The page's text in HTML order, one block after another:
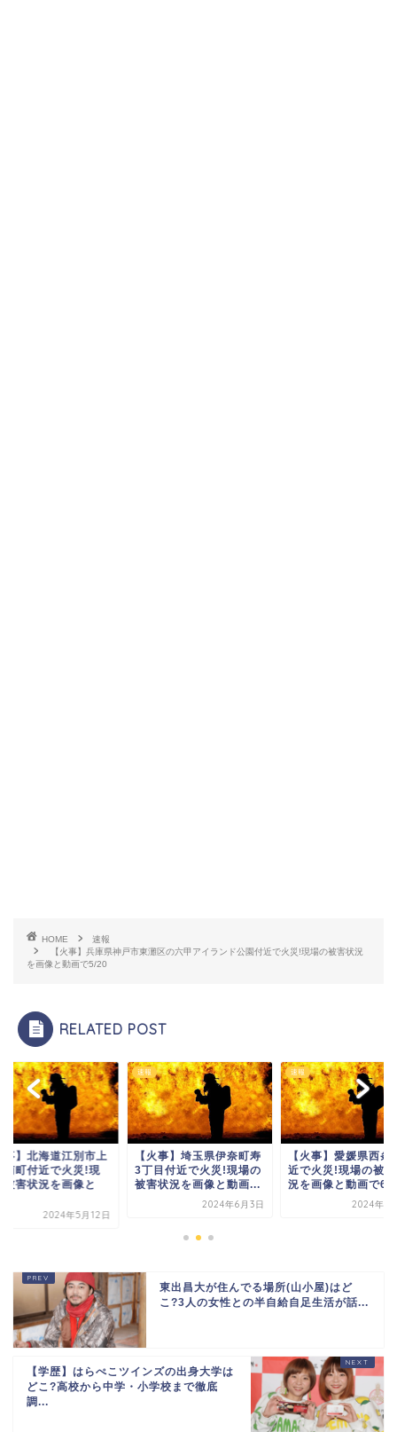
HOME
速報
【火事】兵庫県神戸市東灘区の六甲アイランド公園付近で火災!現場の被害状況
を画像と動画で5/20
RELATED POST
事】北海道江別市上
南町付近で火災!現
被害状況を画像と
2024年5月12日
速報
【火事】埼玉県伊奈町寿
3丁目付近で火災!現場の
被害状況を画像と動画...
2024年6月3日
速報
【火事】愛媛県西条
近で火災!現場の被
況を画像と動画で6/
2024年6
東出昌大が住んでる場所(山小屋)はど
こ?3人の女性との半自給自足生活が話...
【学歴】はらぺこツインズの出身大学は
どこ?高校から中学・小学校まで徹底
調...